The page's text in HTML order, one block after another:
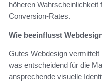
höheren
Conversion-Rates.
Wie beeinflusst
Gutes Webdesign vermittelt
was entscheidend für die
ansprechende visuelle